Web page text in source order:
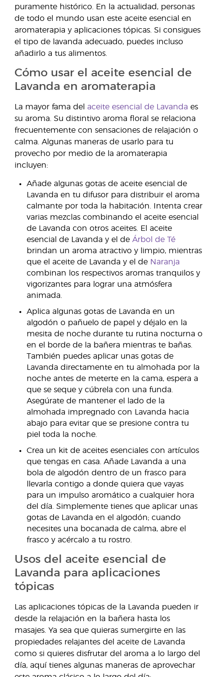
puramente histórico. En la actualidad, personas
de todo el mundo usan este aceite esencial en
aromaterapia y aplicaciones tópicas. Si consigues
el tipo de lavanda adecuado, puedes incluso
añadirlo a tus alimentos.
Cómo usar el aceite esencial de
Lavanda en aromaterapia
La mayor fama del aceite esencial de Lavanda es
su aroma. Su distintivo aroma floral se relaciona
frecuentemente con sensaciones de relajación o
calma. Algunas maneras de usarlo para tu
provecho por medio de la aromaterapia
incluyen:
Añade algunas gotas de aceite esencial de
Lavanda en tu difusor para distribuir el aroma
calmante por toda la habitación. Intenta crear
varias mezclas combinando el aceite esencial
de Lavanda con otros aceites. El aceite
esencial de Lavanda y el de Árbol de Té
brindan un aroma atractivo y limpio, mientras
que el aceite de Lavanda y el de Naranja
combinan los respectivos aromas tranquilos y
vigorizantes para lograr una atmósfera
animada.
Aplica algunas gotas de Lavanda en un
algodón o pañuelo de papel y déjalo en la
mesita de noche durante tu rutina nocturna o
en el borde de la bañera mientras te bañas.
También puedes aplicar unas gotas de
Lavanda directamente en tu almohada por la
noche antes de meterte en la cama, espera a
que se seque y cúbrela con una funda.
Asegúrate de mantener el lado de la
almohada impregnado con Lavanda hacia
abajo para evitar que se presione contra tu
piel toda la noche.
Crea un kit de aceites esenciales con artículos
que tengas en casa. Añade Lavanda a una
bola de algodón dentro de un frasco para
llevarla contigo a donde quiera que vayas
para un impulso aromático a cualquier hora
del día. Simplemente tienes que aplicar unas
gotas de Lavanda en el algodón; cuando
necesites una bocanada de calma, abre el
frasco y acércalo a tu rostro.
Usos del aceite esencial de
Lavanda para aplicaciones
tópicas
Las aplicaciones tópicas de la Lavanda pueden ir
desde la relajación en la bañera hasta los
masajes. Ya sea que quieras sumergirte en las
propiedades relajantes del aceite de Lavanda
como si quieres disfrutar del aroma a lo largo del
día, aquí tienes algunas maneras de aprovechar